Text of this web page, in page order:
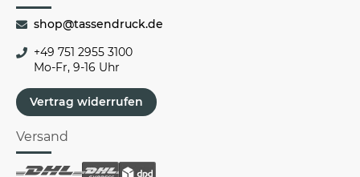
shop@tassendruck.de
+49 751 2955 3100
Mo-Fr, 9-16 Uhr
Vertrag widerrufen
Versand